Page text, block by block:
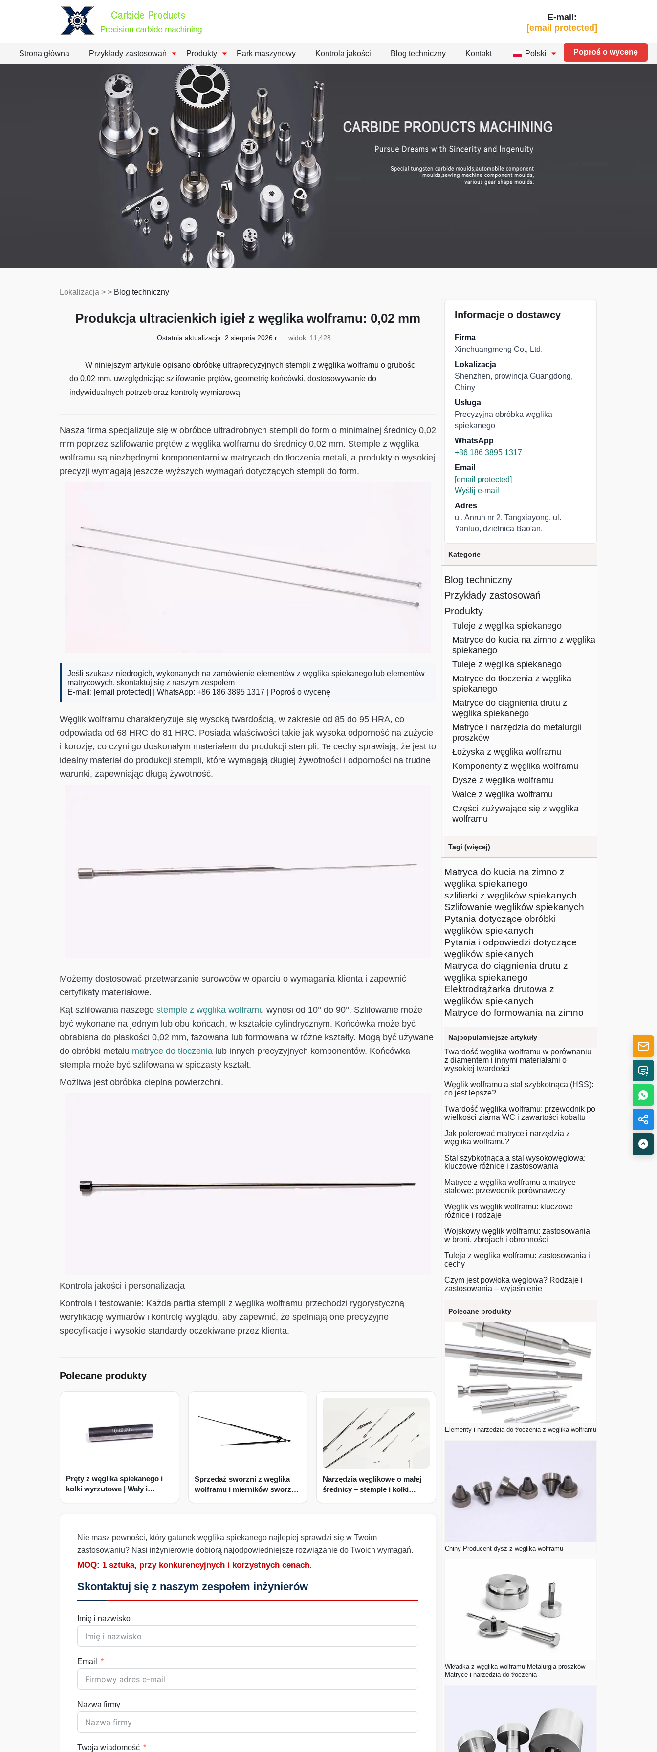
E-mail:
[email protected]
Strona główna Przykłady zastosowań Produkty Park maszynowy Kontrola jakości Blog techniczny Kontakt Polski Poproś o wycenę
Lokalizacja > > Blog techniczny
Produkcja ultracienkich igieł z węglika wolframu: 0,02 mm
Ostatnia aktualizacja: 2 sierpnia 2026 r. widok: 11,428
W niniejszym artykule opisano obróbkę ultraprecyzyjnych stempli z węglika wolframu o grubości
do 0,02 mm, uwzględniając szlifowanie prętów, geometrię końcówki, dostosowywanie do
indywidualnych potrzeb oraz kontrolę wymiarową.
Nasza firma specjalizuje się w obróbce ultradrobnych stempli do form o minimalnej średnicy 0,02
mm poprzez szlifowanie prętów z węglika wolframu do średnicy 0,02 mm. Stemple z węglika
wolframu są niezbędnymi komponentami w matrycach do tłoczenia metali, a produkty o wysokiej
precyzji wymagają jeszcze wyższych wymagań dotyczących stempli do form.
Jeśli szukasz niedrogich, wykonanych na zamówienie elementów z węglika spiekanego lub elementów
matrycowych, skontaktuj się z naszym zespołem
E-mail: [email protected] | WhatsApp: +86 186 3895 1317 | Poproś o wycenę
Węglik wolframu charakteryzuje się wysoką twardością, w zakresie od 85 do 95 HRA, co
odpowiada od 68 HRC do 81 HRC. Posiada właściwości takie jak wysoka odporność na zużycie
i korozję, co czyni go doskonałym materiałem do produkcji stempli. Te cechy sprawiają, że jest to
idealny materiał do produkcji stempli, które wymagają długiej żywotności i odporności na trudne
warunki, zapewniając długą żywotność.
Możemy dostosować przetwarzanie surowców w oparciu o wymagania klienta i zapewnić
certyfikaty materiałowe.
Kąt szlifowania naszego stemple z węglika wolframu wynosi od 10° do 90°. Szlifowanie może
być wykonane na jednym lub obu końcach, w kształcie cylindrycznym. Końcówka może być
obrabiana do płaskości 0,02 mm, fazowana lub formowana w różne kształty. Mogą być używane
do obróbki metalu matryce do tłoczenia lub innych precyzyjnych komponentów. Końcówka
stempla może być szlifowana w spiczasty kształt.
Możliwa jest obróbka cieplna powierzchni.
Kontrola jakości i personalizacja
Kontrola i testowanie: Każda partia stempli z węglika wolframu przechodzi rygorystyczną
weryfikację wymiarów i kontrolę wyglądu, aby zapewnić, że spełniają one precyzyjne
specyfikacje i wysokie standardy oczekiwane przez klienta.
Polecane produkty
Pręty z węglika spiekanego i
kołki wyrzutowe | Wały i
Sprzedaż sworzni z węglika
wolframu i mierników sworzni
Narzędzia węglikowe o małej
średnicy – stemple i kołki
Nie masz pewności, który gatunek węglika spiekanego najlepiej sprawdzi się w Twoim
zastosowaniu? Nasi inżynierowie dobiorą najodpowiedniejsze rozwiązanie do Twoich wymagań.
MOQ: 1 sztuka, przy konkurencyjnych i korzystnych cenach.
Skontaktuj się z naszym zespołem inżynierów
Imię i nazwisko
Email
Nazwa firmy
Twoja wiadomość
Informacje o dostawcy
Firma
Xinchuangmeng Co., Ltd.
Lokalizacja
Shenzhen, prowincja Guangdong,
Chiny
Usługa
Precyzyjna obróbka węglika
spiekanego
WhatsApp
+86 186 3895 1317
Email
[email protected]
Wyślij e-mail
Adres
ul. Anrun nr 2, Tangxiayong, ul.
Yanluo, dzielnica Bao'an,
Kategorie
Blog techniczny
Przykłady zastosowań
Produkty
Tuleje z węglika spiekanego
Matryce do kucia na zimno z węglika
spiekanego
Tuleje z węglika spiekanego
Matryce do tłoczenia z węglika
spiekanego
Matryce do ciągnienia drutu z
węglika spiekanego
Matryce i narzędzia do metalurgii
proszków
Łożyska z węglika wolframu
Komponenty z węglika wolframu
Dysze z węglika wolframu
Walce z węglika wolframu
Części zużywające się z węglika
wolframu
Tagi (więcej)
Matryca do kucia na zimno z
węglika spiekanego
szlifierki z węglików spiekanych
Szlifowanie węglików spiekanych
Pytania dotyczące obróbki
węglików spiekanych
Pytania i odpowiedzi dotyczące
węglików spiekanych
Matryca do ciągnienia drutu z
węglika spiekanego
Elektrodrążarka drutowa z
węglików spiekanych
Matryce do formowania na zimno
Najpopularniejsze artykuły
Twardość węglika wolframu w porównaniu
z diamentem i innymi materiałami o
wysokiej twardości
Węglik wolframu a stal szybkotnąca (HSS):
co jest lepsze?
Twardość węglika wolframu: przewodnik po
wielkości ziarna WC i zawartości kobaltu
Jak polerować matryce i narzędzia z
węglika wolframu?
Stal szybkotnąca a stal wysokowęglowa:
kluczowe różnice i zastosowania
Matryce z węglika wolframu a matryce
stalowe: przewodnik porównawczy
Węglik vs węglik wolframu: kluczowe
różnice i rodzaje
Wojskowy węglik wolframu: zastosowania
w broni, zbrojach i obronności
Tuleja z węglika wolframu: zastosowania i
cechy
Czym jest powłoka węglowa? Rodzaje i
zastosowania – wyjaśnienie
Polecane produkty
Elementy i narzędzia do tłoczenia z węglika wolframu
Chiny Producent dysz z węglika wolframu
Wkładka z węglika wolframu Metalurgia proszków
Matryce i narzędzia do tłoczenia